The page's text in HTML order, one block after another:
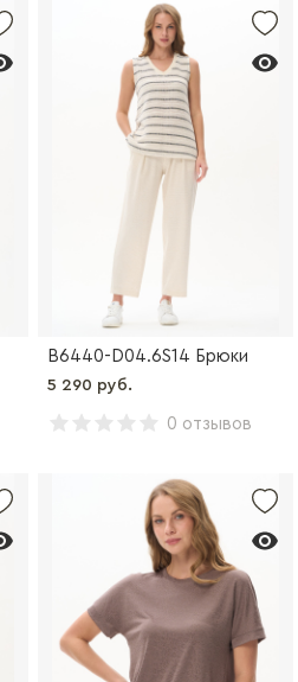
B6440-D04.6S14 Брюки
5 290 руб.
0 отзывов